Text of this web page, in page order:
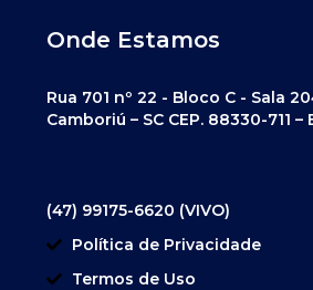
Onde Estamos
Rua 701 nº 22 - Bloco C - Sala
Camboriú – SC CEP. 88330-711 –
(47) 99175-6620 (VIVO)
Política de Privacidade
Termos de Uso